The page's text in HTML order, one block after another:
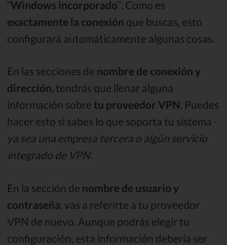
¨Windows incorporado¨. Como es
exactamente la conexión que buscas, esto
configurará automáticamente algunas cosas.
En las secciones de nombre de conexión y
dirección, tendrás que llenar alguna
información sobre tu proveedor VPN. Puedes
hacer esto si sabes lo que soporta tu sistema -
ya sea una empresa tercera o algún servicio
integrado de VPN.
En la sección de nombre de usuario y
contraseña , vas a referirte a tu proveedor
VPN de nuevo. Aunque podrás elegir tu
configuración, esta información debería ser